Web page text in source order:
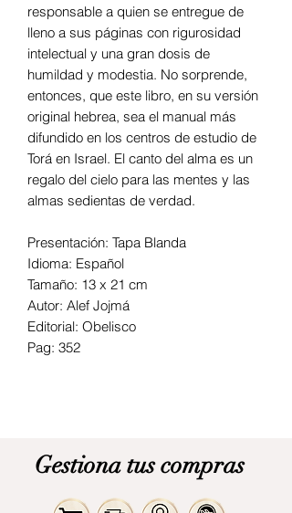
responsable a quien se entregue de
lleno a sus páginas con rigurosidad
intelectual y una gran dosis de
humildad y modestia. No sorprende,
entonces, que este libro, en su versión
original hebrea, sea el manual más
difundido en los centros de estudio de
Torá en Israel. El canto del alma es un
regalo del cielo para las mentes y las
almas sedientas de verdad.
Presentación: Tapa Blanda
Idioma: Español
Tamaño: 13 x 21 cm
Autor: Alef Jojmá
Editorial: Obelisco
Pag: 352
Gestiona tus compras